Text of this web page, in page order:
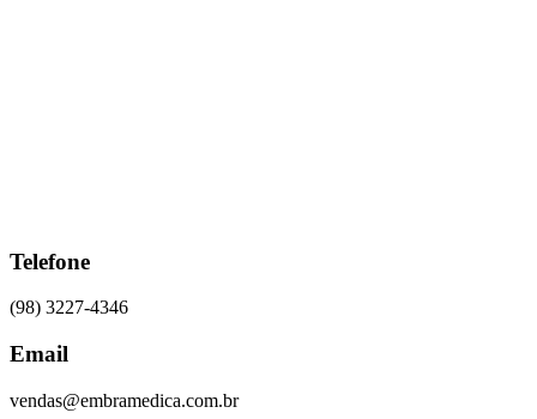
Telefone
(98) 3227-4346
Email
vendas@embramedica.com.br